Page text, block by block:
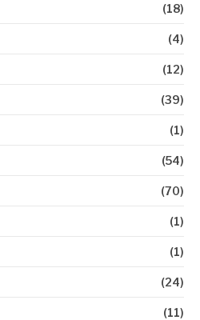
(18)
(4)
(12)
(39)
(1)
(54)
(70)
(1)
(1)
(24)
(11)